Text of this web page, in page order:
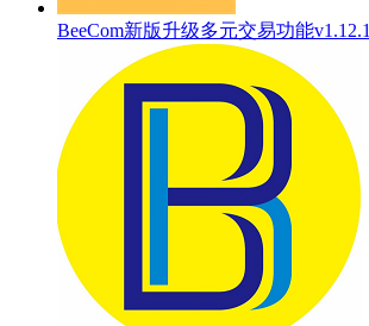
BeeCom新版升级多元交易功能v1.12.1